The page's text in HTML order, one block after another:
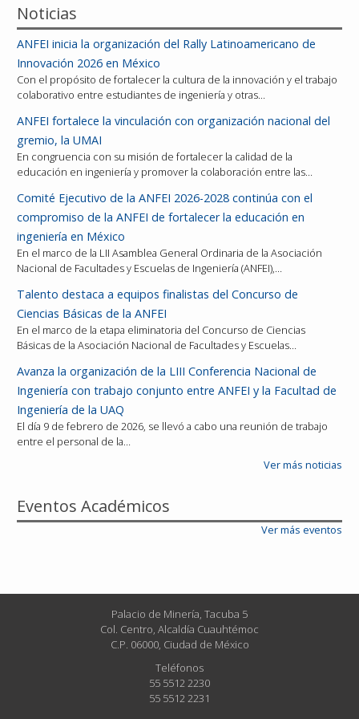
Noticias
ANFEI inicia la organización del Rally Latinoamericano de
Innovación 2026 en México
Con el propósito de fortalecer la cultura de la innovación y el trabajo
colaborativo entre estudiantes de ingeniería y otras…
ANFEI fortalece la vinculación con organización nacional del
gremio, la UMAI
En congruencia con su misión de fortalecer la calidad de la
educación en ingeniería y promover la colaboración entre las…
Comité Ejecutivo de la ANFEI 2026-2028 continúa con el
compromiso de la ANFEI de fortalecer la educación en
ingeniería en México
En el marco de la LII Asamblea General Ordinaria de la Asociación
Nacional de Facultades y Escuelas de Ingeniería (ANFEI),…
Talento destaca a equipos finalistas del Concurso de
Ciencias Básicas de la ANFEI
En el marco de la etapa eliminatoria del Concurso de Ciencias
Básicas de la Asociación Nacional de Facultades y Escuelas…
Avanza la organización de la LIII Conferencia Nacional de
Ingeniería con trabajo conjunto entre ANFEI y la Facultad de
Ingeniería de la UAQ
El día 9 de febrero de 2026, se llevó a cabo una reunión de trabajo
entre el personal de la…
Ver más noticias
Eventos Académicos
Ver más eventos
Palacio de Minería, Tacuba 5
Col. Centro, Alcaldía Cuauhtémoc
C.P. 06000, Ciudad de México
Teléfonos
55 5512 2230
55 5512 2231